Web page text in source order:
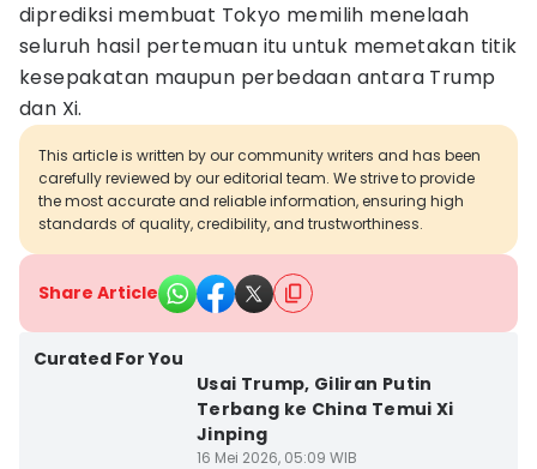
diprediksi membuat Tokyo memilih menelaah
seluruh hasil pertemuan itu untuk memetakan titik
kesepakatan maupun perbedaan antara Trump
dan Xi.
This article is written by our community writers and has been
carefully reviewed by our editorial team. We strive to provide
the most accurate and reliable information, ensuring high
standards of quality, credibility, and trustworthiness.
Share Article
Curated For You
Usai Trump, Giliran Putin
Terbang ke China Temui Xi
Jinping
16 Mei 2026, 05:09 WIB